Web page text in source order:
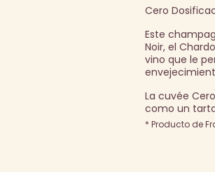
Cero
Este
Noir, el
vino que le
La cuvée
como un
* Producto de